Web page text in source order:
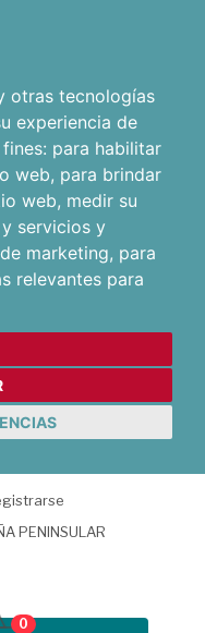
otras tecnologías
experiencia de
para habilitar
web, para brindar
web, medir su
servicios y
marketing, para
relevantes para
PENINSULAR
0